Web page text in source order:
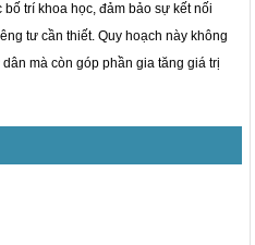
trí khoa học, đảm bảo sự kết nối
tư cần thiết. Quy hoạch này không
mà còn góp phần gia tăng giá trị